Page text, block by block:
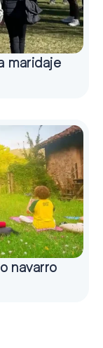
maridaje
navarro